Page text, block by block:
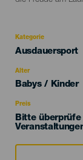
Kategorie
Categoría
evento
Ausdauersport
Alter
Edad
Babys / Kinder
Preis
Bitte